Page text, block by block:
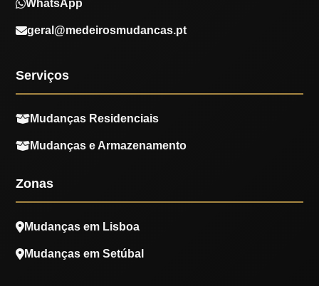
WhatsApp
geral@medeirosmudancas.pt
Serviços
Mudanças Residenciais
Mudanças e Armazenamento
Zonas
Mudanças em Lisboa
Mudanças em Setúbal